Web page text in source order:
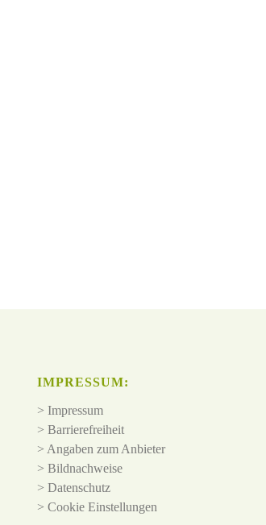
IMPRESSUM:
> Impressum
> Barrierefreiheit
> Angaben zum Anbieter
> Bildnachweise
> Datenschutz
> Cookie Einstellungen